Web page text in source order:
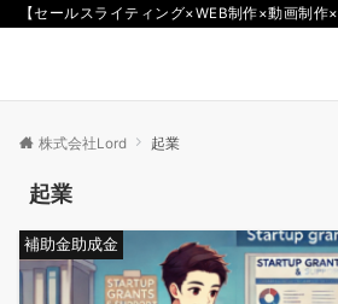
【セールスライティング×WEB制作×動画制作×
株式会社Lord 起業
起業
補助金助成金